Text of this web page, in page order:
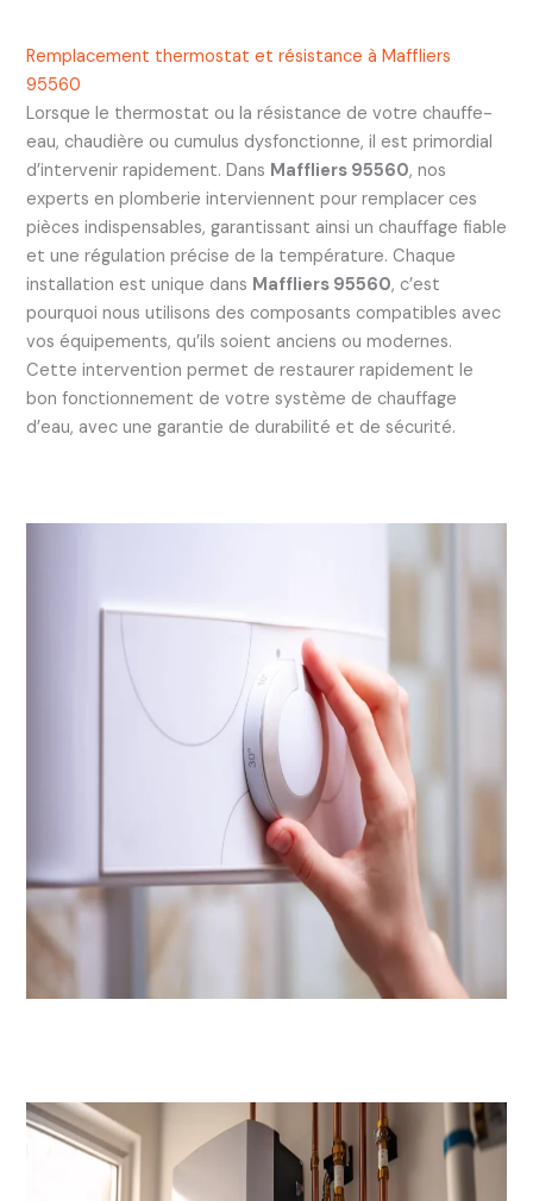
Remplacement thermostat et résistance à Maffliers
95560
Lorsque le thermostat ou la résistance de votre chauffe-
eau, chaudière ou cumulus dysfonctionne, il est primordial
d’intervenir rapidement. Dans Maffliers 95560, nos
experts en plomberie interviennent pour remplacer ces
pièces indispensables, garantissant ainsi un chauffage fiable
et une régulation précise de la température. Chaque
installation est unique dans Maffliers 95560, c’est
pourquoi nous utilisons des composants compatibles avec
vos équipements, qu’ils soient anciens ou modernes.
Cette intervention permet de restaurer rapidement le
bon fonctionnement de votre système de chauffage
d’eau, avec une garantie de durabilité et de sécurité.